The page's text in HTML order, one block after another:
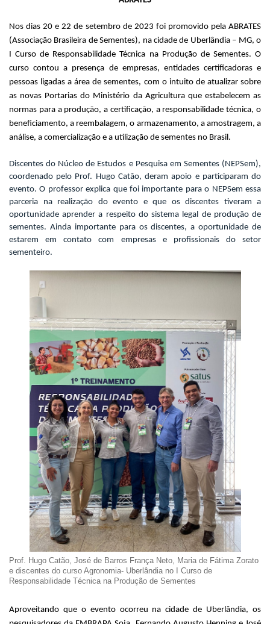
Nos dias 20 e 22 de setembro de 2023 foi promovido pela ABRATES
(Associação Brasileira de Sementes), na cidade de Uberlândia – MG, o
I Curso de Responsabilidade Técnica na Produção de Sementes. O
curso contou a presença de empresas, entidades certificadoras e
pessoas ligadas a área de sementes, com o intuito de atualizar sobre
as novas Portarias do Ministério da Agricultura que estabelecem as
normas para a produção, a certificação, a responsabilidade técnica, o
beneficiamento, a reembalagem, o armazenamento, a amostragem, a
análise, a comercialização e a utilização de sementes no Brasil.
Discentes do Núcleo de Estudos e Pesquisa em Sementes (NEPSem),
coordenado pelo Prof. Hugo Catão, deram apoio e participaram do
evento. O professor explica que foi importante para o NEPSem essa
parceria na realização do evento e que os discentes tiveram a
oportunidade aprender a respeito do sistema legal de produção de
sementes. Ainda importante para os discentes, a oportunidade de
estarem em contato com empresas e profissionais do setor
sementeiro.
Prof. Hugo Catão, José de Barros França Neto, Maria de Fátima Zorato
e discentes do curso Agronomia- Uberlândia no I Curso de
Responsabilidade Técnica na Produção de Sementes
Aproveitando que o evento ocorreu na cidade de Uberlândia, os